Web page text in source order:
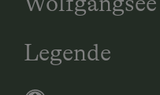
Legende